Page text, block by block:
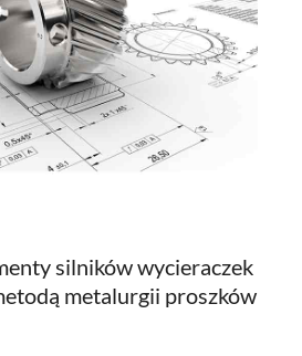
silników wycieraczek
metalurgii proszków